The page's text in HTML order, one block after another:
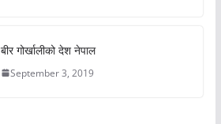
बीर गोर्खालीको देश नेपाल
September 3, 2019